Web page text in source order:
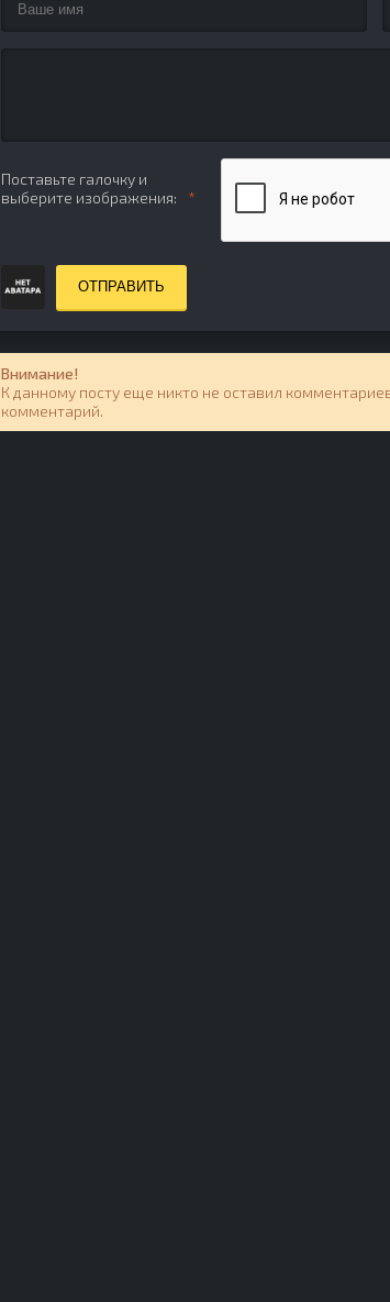
Поставьте галочку и
выберите изображения:
ОТПРАВИТЬ
Внимание!
К данному посту еще никто не оставил
комментарий.